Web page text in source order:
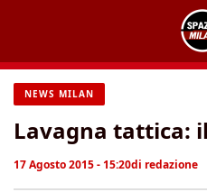
contenuto
NEWS MILAN
Lavagna tattica:
17 Agosto 2015 - 15:20di redazione